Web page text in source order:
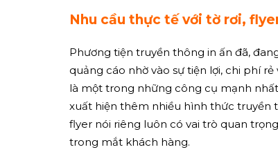
Nhu cầu thực tế với tờ rơi,
Phương tiện truyền thông in ấn đã,
quảng cáo nhờ vào sự tiện lợi, chi phí
là một trong những công cụ mạnh
xuất hiện thêm nhiều hình thức truyền
flyer nói riêng luôn có vai trò quan
trong mắt khách hàng.